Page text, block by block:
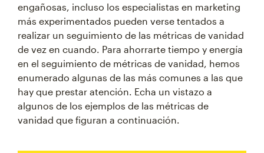
engañosas, incluso los especialistas en marketing
más experimentados pueden verse tentados a
realizar un seguimiento de las métricas de vanidad
de vez en cuando. Para ahorrarte tiempo y energía
en el seguimiento de métricas de vanidad, hemos
enumerado algunas de las más comunes a las que
hay que prestar atención. Echa un vistazo a
algunos de los ejemplos de las métricas de
vanidad que figuran a continuación.